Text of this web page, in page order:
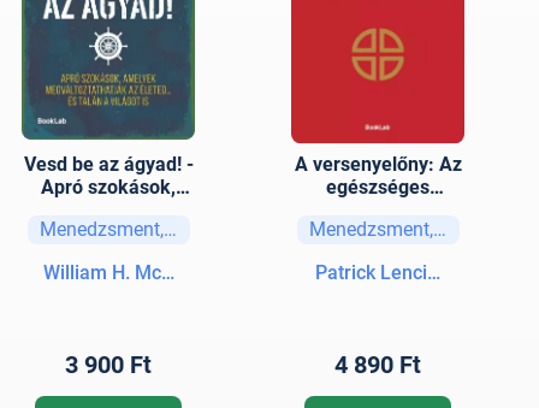
Vesd be az ágyad! -
Apró szokások,
megváltoztathatják
a világot is
Menedzsment, vezetési stratégiák
William H. McRaven
3 900 Ft
A versenyelőny: Az
egészséges
titka
Menedzsment, vezetési
Patrick Lencioni
4 890 Ft